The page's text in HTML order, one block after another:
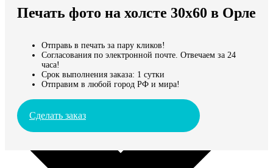
Мы доставляем по всему миру
Продолжить без города
Печать фото на холсте 30х60 в Орле
Отправь в печать за пару кликов!
Согласования по электронной почте. Отвечаем за 24
часа!
Срок выполнения заказа: 1 сутки
Отправим в любой город РФ и мира!
Сделать заказ